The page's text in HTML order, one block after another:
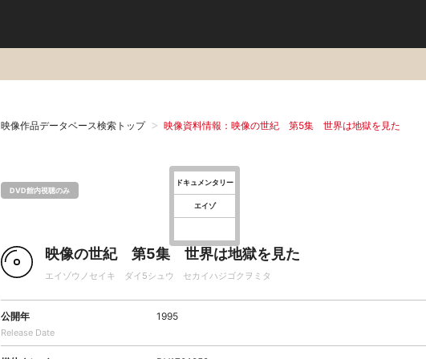
映像作品データベース検索トップ 映像資料情報：映像の世紀 第5集 世界は地獄を見た
DVD館内視聴のみ
ドキュメンタリー
エイゾ
映像の世紀 第5集 世界は地獄を見た
エイゾウノセイキ ダイ5シュウ セカイハジゴクヲミタ
公開年
Release Date
1995